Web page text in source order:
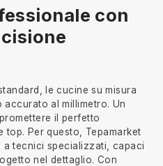
con
le cucine su misura
al millimetro. Un
il perfetto
top. Per questo, Tepamarket
tecnici specializzati, capaci
nel dettaglio. Con